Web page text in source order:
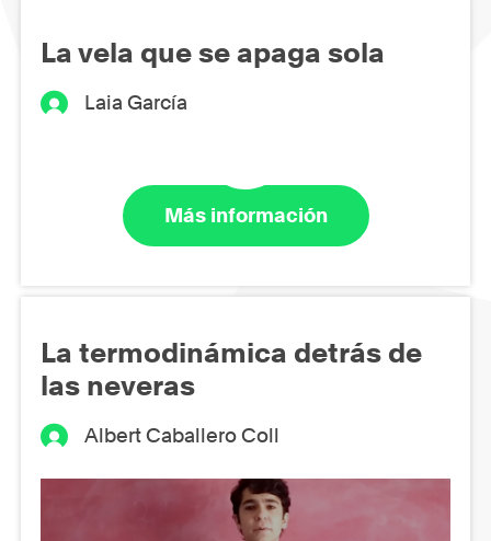
La vela que se apaga sola
Laia García
Más información
La termodinámica detrás de
las neveras
Albert Caballero Coll